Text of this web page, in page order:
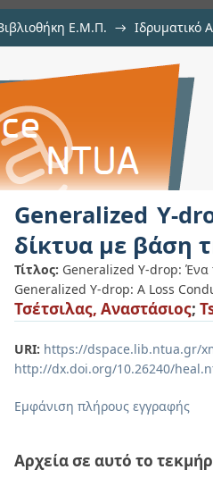
Ε.Μ.Π. → Ιδρυματικό
Ένα πλαίσιο
Generalized Y-
δίκτυα με βάση
Τίτλος: Generalized Y-drop: Ένα
Generalized Y-drop: A Loss
Τσέτσιλας, Αναστάσιος;
URI: https://dspace.lib.ntua.gr/
http://dx.doi.org/10.26240/
Εμφάνιση πλήρους εγγραφής
Αρχεία σε αυτό το